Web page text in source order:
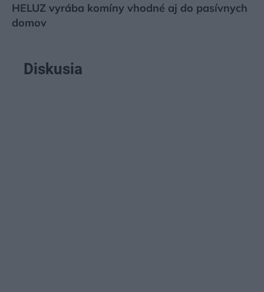
HELUZ vyrába komíny vhodné aj do pasívnych
domov
Diskusia